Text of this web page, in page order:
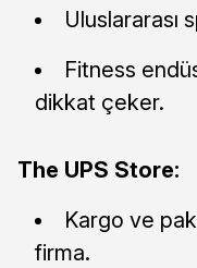
Uluslararası
Fitness
dikkat çeker.
The UPS Store:
Kargo ve
firma.